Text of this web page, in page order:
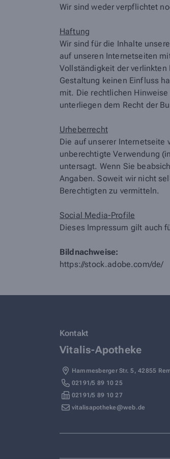
Wir sind weder verpflichtet
Haftung
Wir sind für die Inhalte
auf unseren Internetseiten
Vollständigkeit der
Gestaltung keinen Einfluss
mit. Die rechtlichen
unterliegen dem Recht der
Urheberrecht
Die auf unserer Internetseite
unberechtigte Verwendung
untersagt. Wenn Sie
Angaben. Soweit wir nicht
Berechtigten zu vermitteln.
Social Media-Profile
Dieses Impressum gilt auch
Bildnachweise:
https://stock.adobe.com/de/
Kontakt
Vitalis-Apotheke
Hammesberger Str. 5 ,42855
02191/5 89 10 25
02191/5 89 10 27
vitalisapotheke@web.de